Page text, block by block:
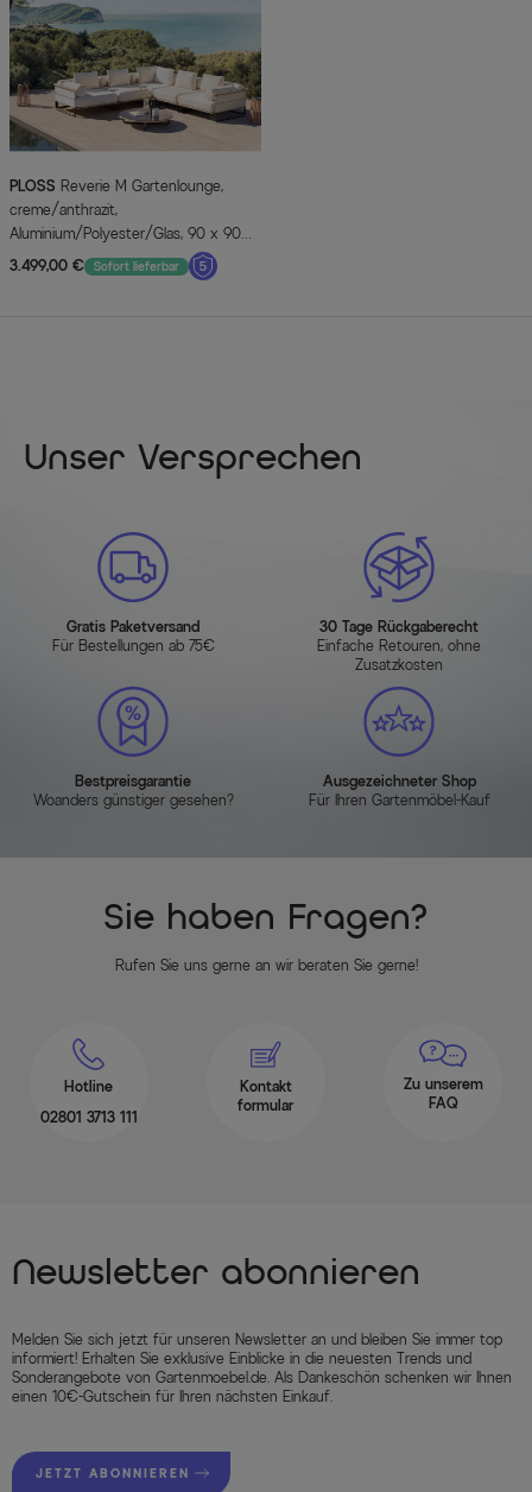
PLOSS
creme/anthrazit,
Aluminium/Polyester/Glas, 90 x 90
cm, wetterfest, Rope-Design,
3.499,00 € Sofort lieferbar
Unser Versprechen
Gratis Paketversand
Für Bestellungen ab 75€
30 Tage Rückgaberecht
Einfache Retouren, ohne
Zusatzkosten
Bestpreisgarantie
Woanders günstiger gesehen?
Ausgezeichneter Shop
Für Ihren Gartenmöbel-Kauf
Sie haben Fragen?
Rufen Sie uns gerne an wir beraten Sie gerne!
Hotline
02801 3713 111
Kontakt
formular
Zu unserem
FAQ
Newsletter abonnieren
Melden Sie sich jetzt für unseren Newsletter an und bleiben Sie immer top
informiert! Erhalten Sie exklusive Einblicke in die neuesten Trends und
Sonderangebote von Gartenmoebel.de. Als Dankeschön schenken wir Ihnen
einen 10€-Gutschein für Ihren nächsten Einkauf.
JETZT ABONNIEREN